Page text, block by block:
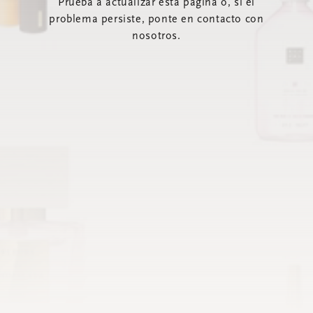
Prueba a actualizar esta página o, si el
problema persiste, ponte en contacto con
nosotros.